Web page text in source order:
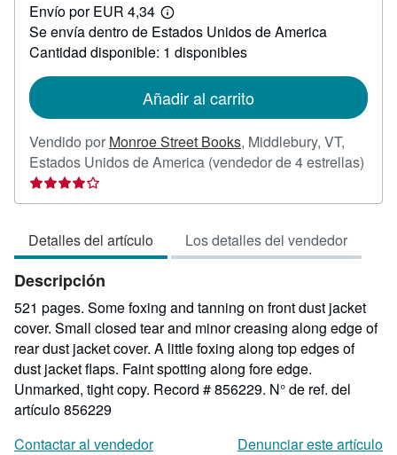
11,62
Envío por EUR 4,34
Más
información
sobre
las
envío
Se envía dentro de Estados Unidos de America
Cantidad disponible: 1 disponibles
Añadir al carrito
Vendido por Monroe Street Books, Middlebury, VT,
Estados Unidos de America (vendedor de 4 estrellas)
Detalles del artículo Los detalles del vendedor
Descripción
521 pages. Some foxing and tanning on front dust jacket
cover. Small closed tear and minor creasing along edge of
rear dust jacket cover. A little foxing along top edges of
dust jacket flaps. Faint spotting along fore edge.
Unmarked, tight copy. Record # 856229. N° de ref. del
artículo 856229
Contactar al vendedor
Denunciar este artículo